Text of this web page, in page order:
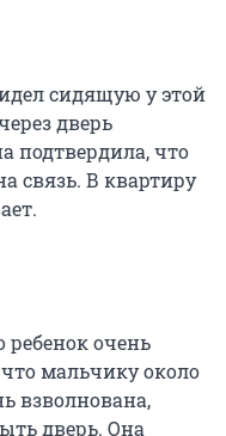
сидящую у этой
дверь
подтвердила, что
связь. В квартиру
очень
мальчику около
взволнована,
дверь. Она